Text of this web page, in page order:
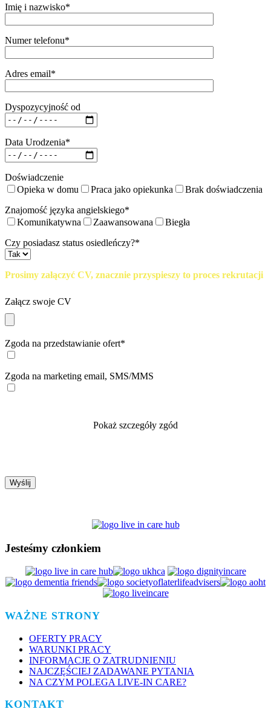
Imię i nazwisko*
Numer telefonu*
Adres email*
Dyspozycyjność od
Data Urodzenia*
Doświadczenie
Opieka w domu
Praca jako opiekunka
Brak doświadczenia
Znajomość języka angielskiego*
Komunikatywna
Zaawansowana
Biegła
Czy posiadasz status osiedleńczy?*
Prosimy załączyć CV, znacznie przyspieszy to proces rekrutacji
Załącz swoje CV
Zgoda na przedstawianie ofert*
Zgoda na marketing email, SMS/MMS
Pokaż szczegóły zgód
Jesteśmy członkiem
WAŻNE STRONY
OFERTY PRACY
WARUNKI PRACY
INFORMACJE O ZATRUDNIENIU
NAJCZĘŚCIEJ ZADAWANE PYTANIA
NA CZYM POLEGA LIVE-IN CARE?
KONTAKT